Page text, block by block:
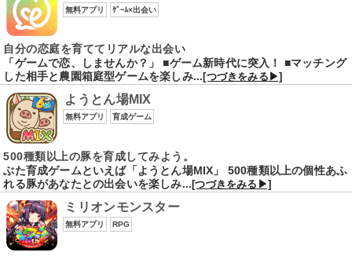
無料アプリ ｹﾞｰﾑ×出会い
自分の恋庭を育ててリアルな出会い
「ゲームで恋、しませんか？」 ■ゲーム新時代に突入！ ■マッチング
した相手と農園箱庭型ゲームを楽しみ...[つづきをみる▶]
ようとん場MIX
無料アプリ 育成ゲーム
500種類以上の豚を育成してみよう。
ぶた育成ゲームといえば「ようとん場MIX」 500種類以上の個性あふ
れる豚があなたとの出会いを楽しみ...[つづきをみる▶]
ミリオンモンスター
無料アプリ RPG